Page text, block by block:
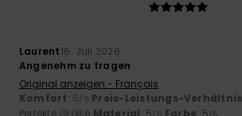
Laurent16. Juli 2026
Angenehm zu tragen
Original anzeigen - Français
Komfort: 5/5 Preis-Leistungs-Verhältnis
Perfekte Größe Material: 5 Farbe: 5